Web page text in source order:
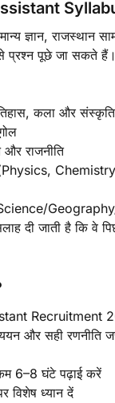
ज्ञान, राजस्थान
प्रश्न पूछे जा सकते
कला और संस्कृति
और राजनीति
(Physics,
दी जाती है कि वे
Recruitment
और सही रणनीति
6–8 घंटे पढ़ाई करें
विशेष ध्यान दें